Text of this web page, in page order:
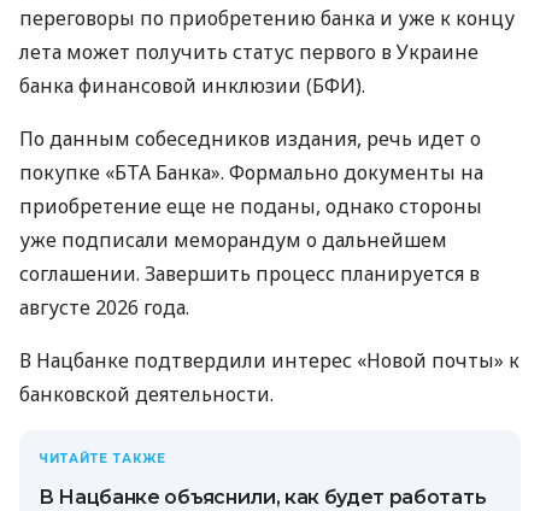
переговоры по приобретению банка и уже к концу
лета может получить статус первого в Украине
банка финансовой инклюзии (БФИ).
По данным собеседников издания, речь идет о
покупке «БТА Банка». Формально документы на
приобретение еще не поданы, однако стороны
уже подписали меморандум о дальнейшем
соглашении. Завершить процесс планируется в
августе 2026 года.
В Нацбанке подтвердили интерес «Новой почты» к
банковской деятельности.
ЧИТАЙТЕ ТАКЖЕ
В Нацбанке объяснили, как будет работать